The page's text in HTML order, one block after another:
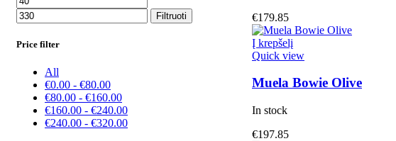
Filtruoti
Price filter
All
€0.00 - €80.00
€80.00 - €160.00
€160.00 - €240.00
€240.00 - €320.00
€179.85
Į krepšelį
Quick view
Muela Bowie Olive
In stock
€197.85